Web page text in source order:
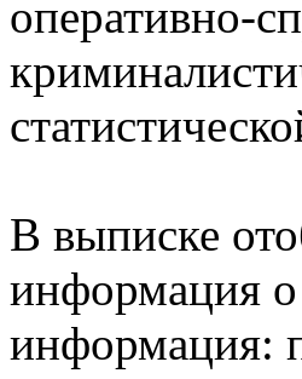
оперативно-
В выписке
информация о
информация: